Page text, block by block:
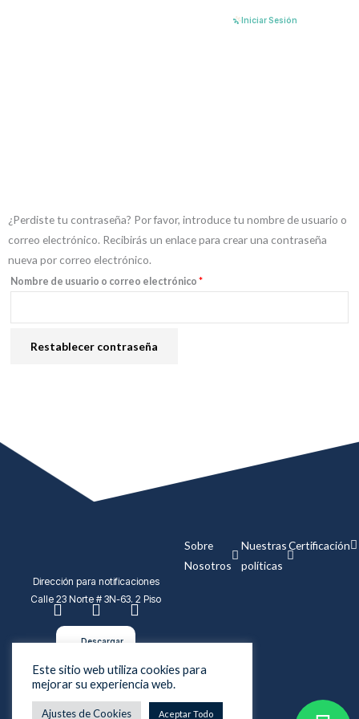
Iniciar Sesión
¿Perdiste tu contraseña? Por favor, introduce tu nombre de usuario o
correo electrónico. Recibirás un enlace para crear una contraseña
nueva por correo electrónico.
Nombre de usuario o correo electrónico *
Obligatorio
Restablecer contraseña
Dirección para notificaciones
Calle 23 Norte # 3N-63. 2 Piso
F
a
c
e
o
o
k
I
n
s
t
g
r
a
L
i
n
k
d
i
n
Descargar
cuenta de
cobro
Copyright © 2024 Aliados Travel
Sobre
Nosotros
Nuestras
políticas
Certificación
Este sitio web utiliza cookies para
mejorar su experiencia web.
Ajustes de Cookies Aceptar Todo